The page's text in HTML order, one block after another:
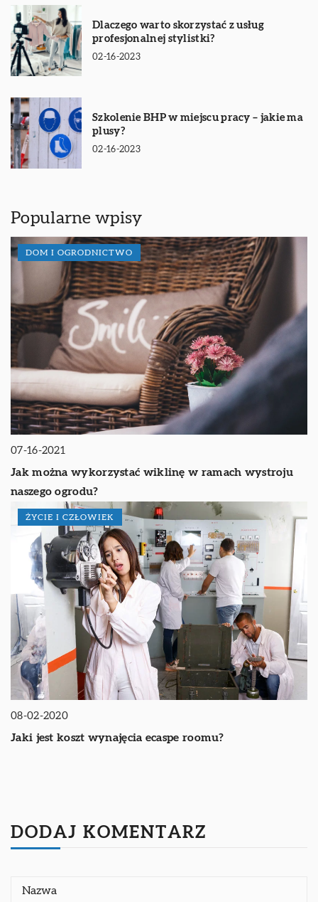
Dlaczego warto skorzystać z usług
profesjonalnej stylistki?
02-16-2023
Szkolenie BHP w miejscu pracy – jakie ma
plusy?
02-16-2023
Popularne wpisy
DOM I OGRODNICTWO
07-16-2021
Jak można wykorzystać wiklinę w ramach wystroju
naszego ogrodu?
ŻYCIE I CZŁOWIEK
08-02-2020
Jaki jest koszt wynajęcia ecaspe roomu?
DODAJ KOMENTARZ